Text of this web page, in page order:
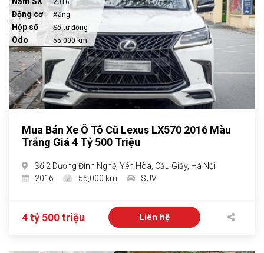
2016
Động cơ Xăng
Hộp số Số tự động
Odo 55,000 km
Mua Bán Xe Ô Tô Cũ Lexus LX570 2016 Màu
Trắng Giá 4 Tỷ 500 Triệu
Số 2 Dương Đình Nghệ, Yên Hòa, Cầu Giấy, Hà Nội
2016
55,000 km SUV
4 tỷ 500 triệu Liên hệ